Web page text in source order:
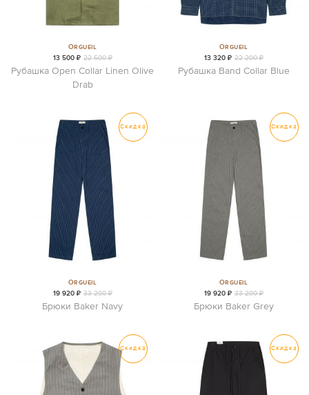
Orgueil
13 500 ₽ 22 500 ₽
Рубашка Open Collar Linen Olive
Drab
Orgueil
13 320 ₽ 22 200 ₽
Рубашка Band Collar Blue
Скидка
Orgueil
19 920 ₽ 33 200 ₽
Брюки Baker Navy
Скидка
Orgueil
19 920 ₽ 33 200 ₽
Брюки Baker Grey
Скидка Скидка